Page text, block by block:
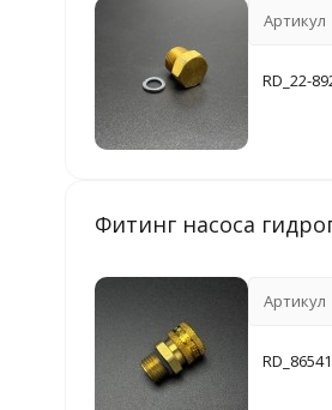
Артикул
RD_22-
Фитинг насоса
Артикул